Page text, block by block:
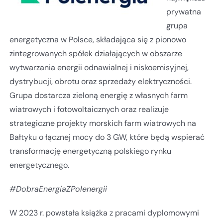
prywatna
grupa
energetyczna w Polsce, składająca się z pionowo
zintegrowanych spółek działających w obszarze
wytwarzania energii odnawialnej i niskoemisyjnej,
dystrybucji, obrotu oraz sprzedaży elektryczności.
Grupa dostarcza zieloną energię z własnych farm
wiatrowych i fotowoltaicznych oraz realizuje
strategiczne projekty morskich farm wiatrowych na
Bałtyku o łącznej mocy do 3 GW, które będą wspierać
transformację energetyczną polskiego rynku
energetycznego.
#DobraEnergiaZPolenergii
W 2023 r. powstała książka z pracami dyplomowymi